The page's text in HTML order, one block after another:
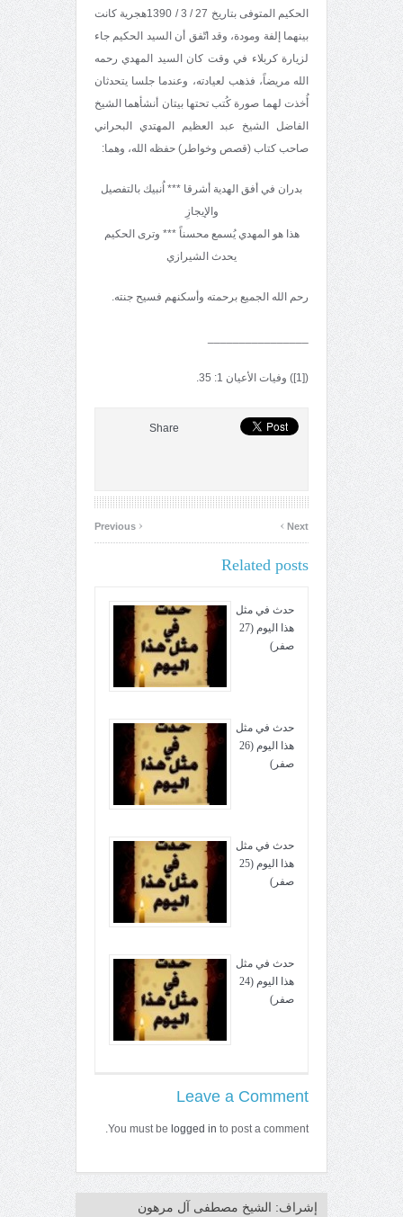
الحكيم المتوفى بتاريخ 27 / 3 / 1390هجرية كانت
بينهما إلفة ومودة، وقد اتّفق أن السيد الحكيم جاء
لزيارة كربلاء في وقت كان السيد المهدي رحمه
الله مريضاً، فذهب لعيادته، وعندما جلسا يتحدثان
أُخذت لهما صورة كُتب تحتها بيتان أنشأهما الشيخ
الفاضل الشيخ عبد العظيم المهتدي البحراني
صاحب كتاب (قصص وخواطر) حفظه الله، وهما:
بدران في أفق الهدية أشرقا *** اُنبيك بالتفصيل
والإيجازِ
هذا هو المهدي يُسمع محسناً *** وترى الحكيم
يحدث الشيرازي
رحم الله الجميع برحمته وأسكنهم فسيح جنته.
([1]) وفيات الأعيان 1: 35.
Share
‹ Next
›
Related posts
حدث في مثل
هذا اليوم (27
صفر)
حدث في مثل
هذا اليوم (26
صفر)
حدث في مثل
هذا اليوم (25
صفر)
حدث في مثل
هذا اليوم (24
صفر)
Leave a Comment
You must be logged in to post a comment.
إشراف: الشيخ مصطفى آل مرهون